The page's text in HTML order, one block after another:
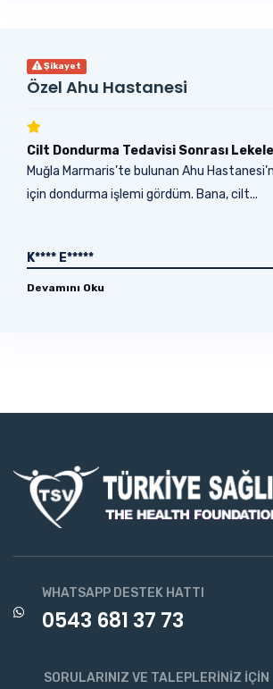
Şikayet
Özel Ahu Hastanesi
Cilt Dondurma Tedavisi Sonrası
Muğla Marmaris’te bulunan Ahu
için dondurma işlemi gördüm. Bana, cilt...
K**** E*****
Devamını Oku
WHATSAPP DESTEK HATTI
0543 681 37 73
SORULARINIZ VE TALEPLERINIZ İÇIN